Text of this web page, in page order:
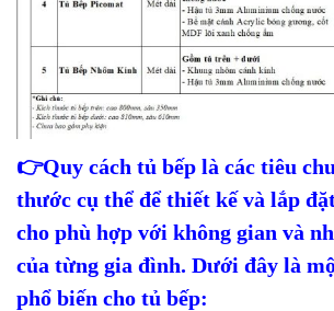
👉Quy cách tủ bếp là các tiêu
thước cụ thể để thiết kế và lắp
cho phù hợp với không gian và
của từng gia đình. Dưới đây là
phổ biến cho tủ bếp: